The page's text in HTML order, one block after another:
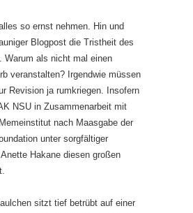
so ernst nehmen. Hin und
Blogpost die Tristheit des
Warum als nicht mal einen
veranstalten? Irgendwie müssen
Revision ja rumkriegen. Insofern
NSU in Zusammen­arbeit mit
nach Maasgabe der
unter sorgfältiger
Hakane diesen großen
sitzt tief betrübt auf einer